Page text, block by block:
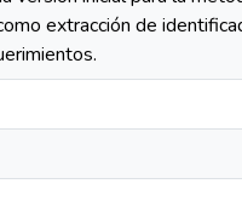
extracción de